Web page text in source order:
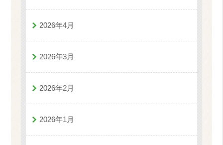
2026年4月
2026年3月
2026年2月
2026年1月